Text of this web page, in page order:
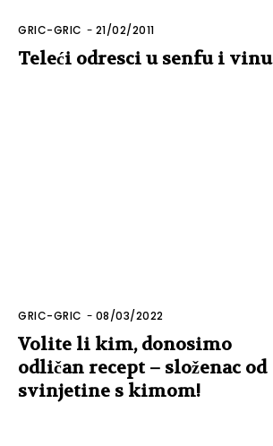
GRIC-GRIC - 21/02/2011
Teleći odresci u senfu i vinu
GRIC-GRIC - 08/03/2022
Volite li kim, donosimo
odličan recept – složenac od
svinjetine s kimom!